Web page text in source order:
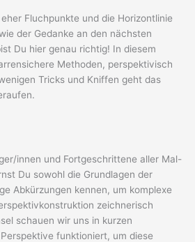
Fluchpunkte und die Horizontlinie
der Gedanke an den nächsten
Du hier genau richtig! In diesem
Methoden, perspektivisch
Tricks und Kniffen geht das
innen und Fortgeschrittene aller Mal-
Du sowohl die Grundlagen der
Abkürzungen kennen, um komplexe
zeichnerisch
schauen wir uns in kurzen
funktioniert, um diese